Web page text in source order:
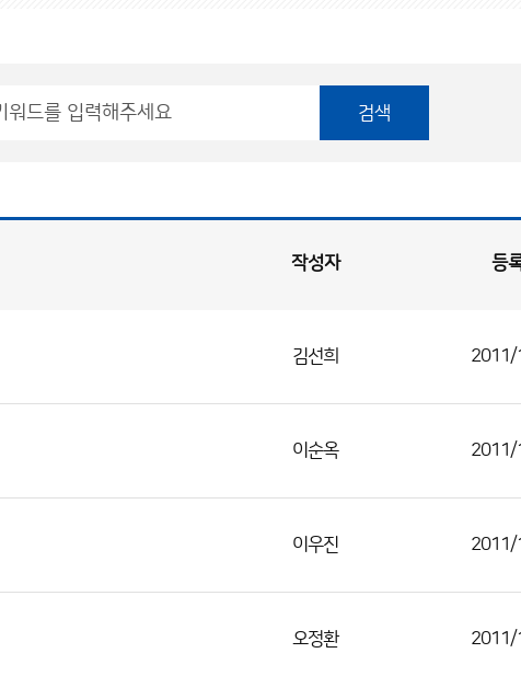
검색
작성자 등
김선희 2011/
이순옥 2011/
이우진 2011/
오정환 2011/